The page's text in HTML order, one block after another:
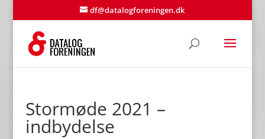
df@datalogforeningen.dk
Stormøde 2021 –
indbydelse